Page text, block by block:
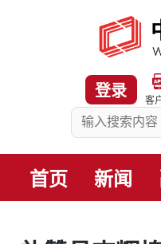
登录
客
首页 新闻